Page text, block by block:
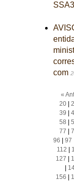
com
«
20|
39
58
77
96
97
112
127
156